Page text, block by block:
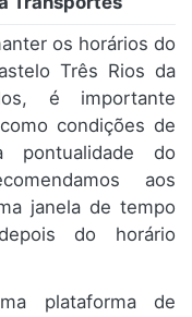
os horários do
Três Rios da
é importante
condições de
pontualidade do
aos
janela de tempo
do horário
plataforma de